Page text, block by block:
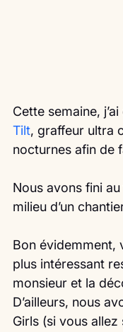
Cette semaine,
Tilt, graffeur ultra
nocturnes afin de
Nous avons fini
milieu d’un
Bon évidemment,
plus intéressant
monsieur et la
D’ailleurs, nous
Girls (si vous